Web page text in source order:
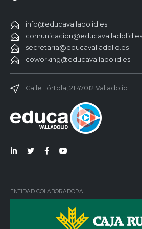
info@educavalladolid.es
comunicacion@educavalladolid.es
secretaria@educavalladolid.es
coworking@educavalladolid.es
Calle Tórtola, 21 47012 Valladolid
ENTIDAD COLABORADORA